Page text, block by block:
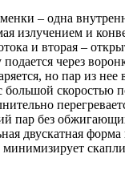
– одна
излучением и
и вторая –
через
но пар из нее
большой скоростью
пар без
двускатная форма